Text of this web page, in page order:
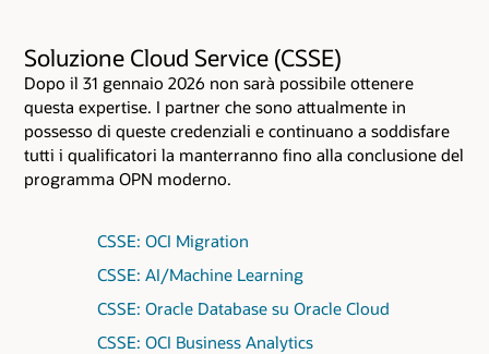
Soluzione Cloud Service (CSSE)
Dopo il 31 gennaio 2026 non sarà possibile ottenere
questa expertise. I partner che sono attualmente in
possesso di queste credenziali e continuano a soddisfare
tutti i qualificatori la manterranno fino alla conclusione del
programma OPN moderno.
CSSE: OCI Migration
CSSE: AI/Machine Learning
CSSE: Oracle Database su Oracle Cloud
CSSE: OCI Business Analytics